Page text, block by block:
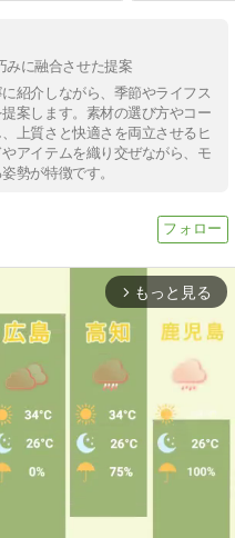
みに融合させた提案
紹介しながら、季節やライフス
案します。素材の選び方やコー
上質さと快適さを両立させるヒ
アイテムを織り交ぜながら、モ
勢が特徴です。
arrow_forward_ios もっと見る